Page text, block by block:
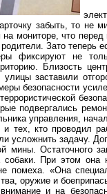
забыть, то не
мониторе, что
Зато теперь
фиксируют не
Близость
заставили
безопасности
подвергались
управления,
и тех, кто проводил
усложнить задачу.
мины. Остаточного
собаки. При этом она
помеха. «Она
оружие и
и на